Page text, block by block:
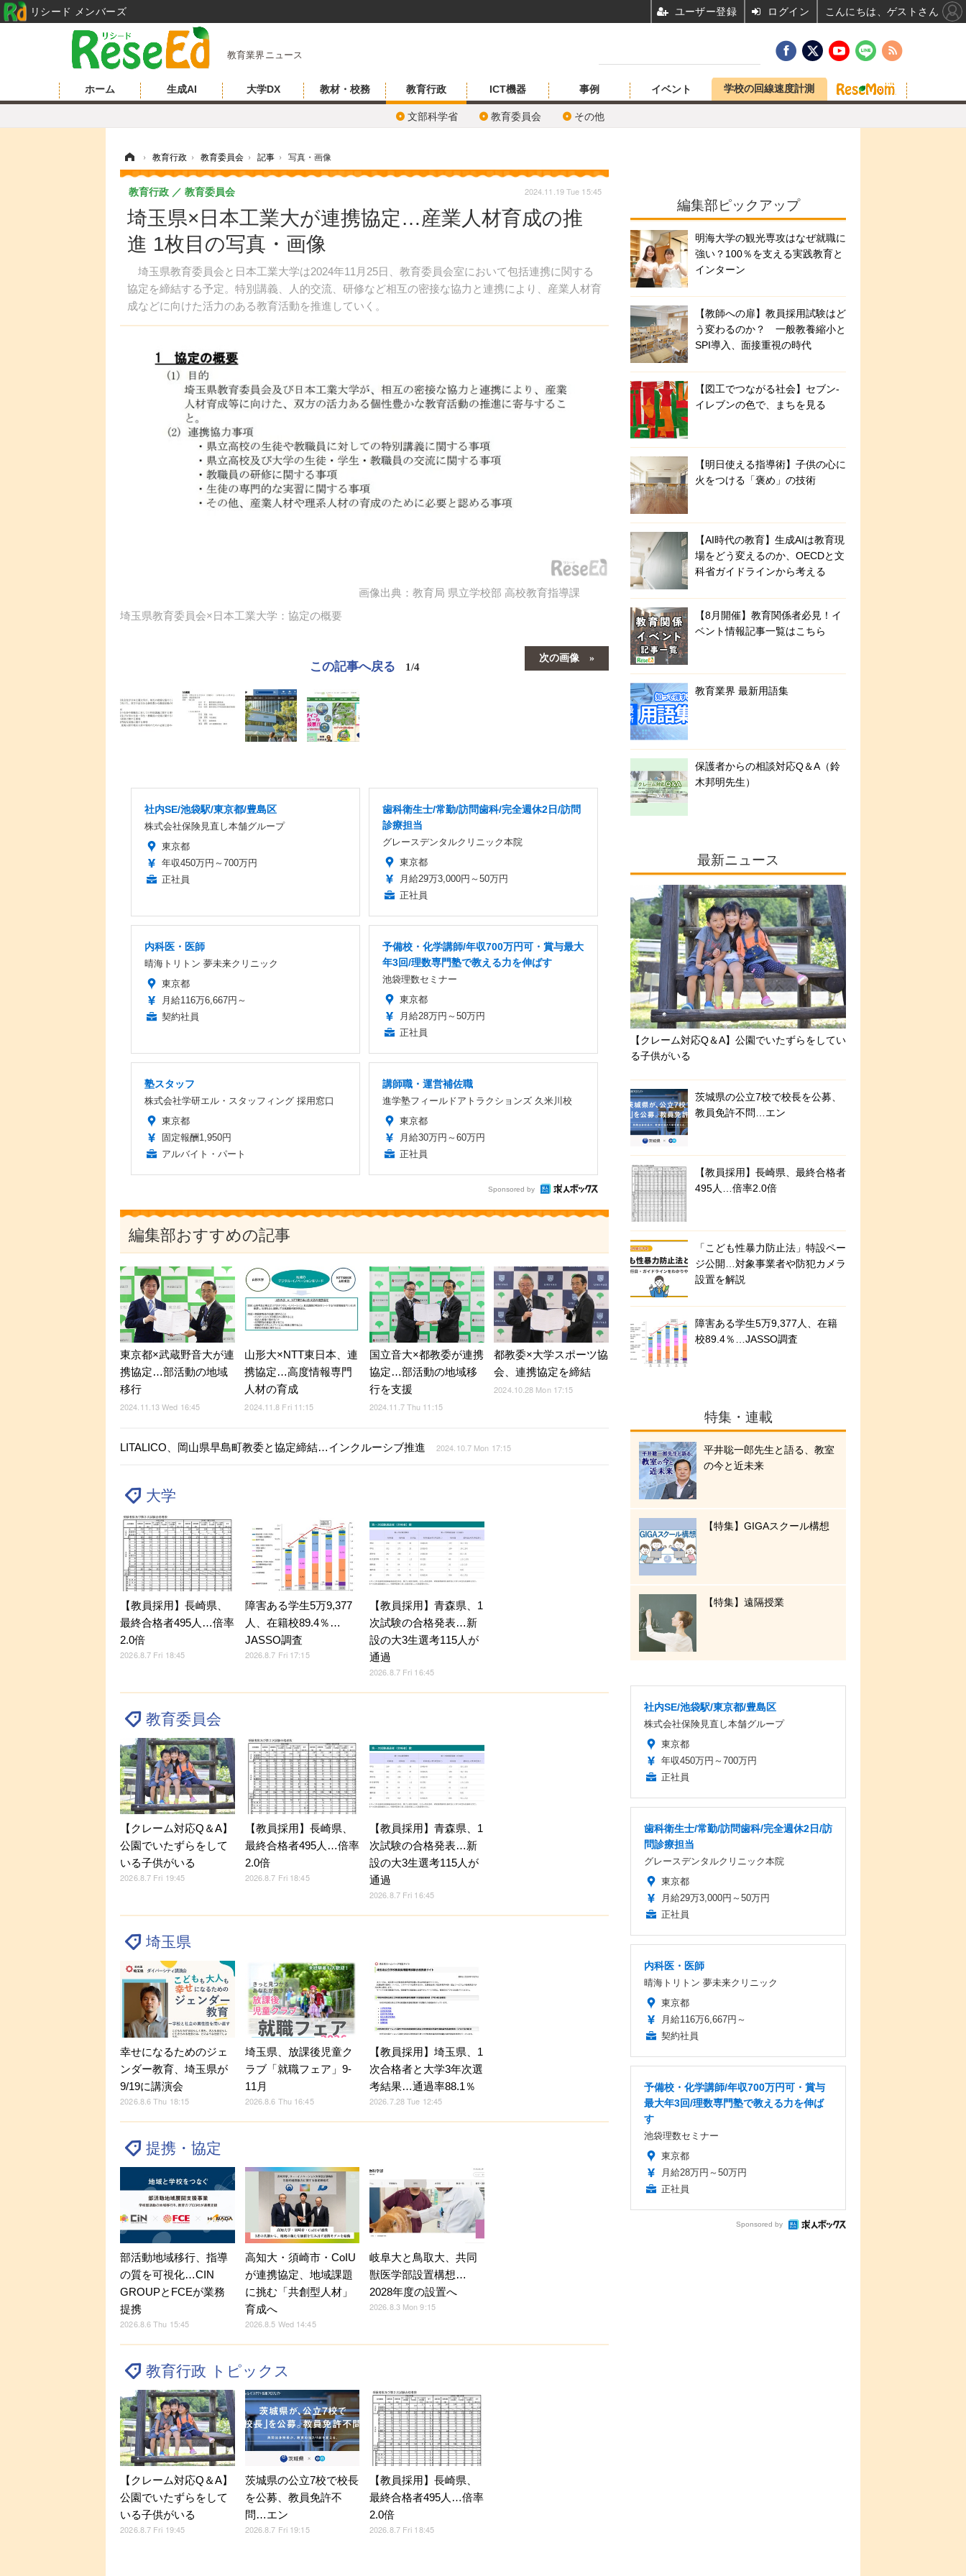
教育業界ニュース
ホーム 生成AI 大学DX 教材・校務 教育行政
文部科学省 教育委員会 その他
ICT機器 事例 イベント 学校の回線速度計測
› 教育行政 › 教育委員会 › 記事 › 写真・画像
埼玉県×日本工業大が連携協定…産業人材育成の推
進 1枚目の写真・画像
埼玉県教育委員会と日本工業大学は2024年11月25日、教育委員会室において包括連携に関する
協定を締結する予定。特別講義、人的交流、研修など相互の密接な協力と連携により、産業人材育
成などに向けた活力のある教育活動を推進していく。
教育行政 教育委員会 2024.11.19 Tue 15:45
画像出典：教育局 県立学校部 高校教育指導課
埼玉県教育委員会×日本工業大学：協定の概要
次の画像
この記事へ戻る 1/4
社内SE/池袋駅/東京都/豊島区
株式会社保険見直し本舗グループ
東京都
年収450万円～700万円
正社員
歯科衛生士/常勤/訪問歯科/完全週休2日/訪問
診療担当
グレースデンタルクリニック本院
東京都
月給29万3,000円～50万円
正社員
内科医・医師
晴海トリトン 夢未来クリニック
東京都
月給116万6,667円～
契約社員
予備校・化学講師/年収700万円可・賞与最大
年3回/理数専門塾で教える力を伸ばす
池袋理数セミナー
東京都
月給28万円～50万円
正社員
塾スタッフ
株式会社学研エル・スタッフィング 採用窓口
東京都
固定報酬1,950円
アルバイト・パート
講師職・運営補佐職
進学塾フィールドアトラクションズ 久米川校
東京都
月給30万円～60万円
正社員
Sponsored by
編集部おすすめの記事
東京都×武蔵野音大が連
携協定…部活動の地域
移行
2024.11.13 Wed 16:45
山形大×NTT東日本、連
携協定…高度情報専門
人材の育成
2024.11.8 Fri 11:15
国立音大×都教委が連携
協定…部活動の地域移
行を支援
2024.11.7 Thu 11:15
都教委×大学スポーツ協
会、連携協定を締結
2024.10.28 Mon 17:15
LITALICO、岡山県早島町教委と協定締結…インクルーシブ推進 2024.10.7 Mon 17:15
大学
【教員採用】長崎県、
最終合格者495人…倍率
2.0倍
2026.8.7 Fri 18:45
障害ある学生5万9,377
人、在籍校89.4％…
JASSO調査
2026.8.7 Fri 17:15
【教員採用】青森県、1
次試験の合格発表…新
設の大3生選考115人が
通過
2026.8.7 Fri 16:45
教育委員会
【クレーム対応Q＆A】
公園でいたずらをして
いる子供がいる
2026.8.7 Fri 19:45
【教員採用】長崎県、
最終合格者495人…倍率
2.0倍
2026.8.7 Fri 18:45
【教員採用】青森県、1
次試験の合格発表…新
設の大3生選考115人が
通過
2026.8.7 Fri 16:45
埼玉県
幸せになるためのジェ
ンダー教育、埼玉県が
9/19に講演会
2026.8.6 Thu 18:15
埼玉県、放課後児童ク
ラブ「就職フェア」9-
11月
2026.8.6 Thu 16:45
【教員採用】埼玉県、1
次合格者と大学3年次選
考結果…通過率88.1％
2026.7.28 Tue 12:45
提携・協定
部活動地域移行、指導
の質を可視化…CIN
GROUPとFCEが業務
提携
2026.8.6 Thu 15:45
高知大・須崎市・CoIU
が連携協定、地域課題
に挑む「共創型人材」
育成へ
2026.8.5 Wed 14:45
岐阜大と鳥取大、共同
獣医学部設置構想…
2028年度の設置へ
2026.8.3 Mon 9:15
教育行政 トピックス
【クレーム対応Q＆A】
公園でいたずらをして
いる子供がいる
2026.8.7 Fri 19:45
茨城県の公立7校で校長
を公募、教員免許不
問…エン
2026.8.7 Fri 19:15
【教員採用】長崎県、
最終合格者495人…倍率
2.0倍
2026.8.7 Fri 18:45
編集部ピックアップ
明海大学の観光専攻はなぜ就職に
強い？100％を支える実践教育と
インターン
【教師への扉】教員採用試験はど
う変わるのか？ 一般教養縮小と
SPI導入、面接重視の時代
【図工でつながる社会】セブン‐
イレブンの色で、まちを見る
【明日使える指導術】子供の心に
火をつける「褒め」の技術
【AI時代の教育】生成AIは教育現
場をどう変えるのか、OECDと文
科省ガイドラインから考える
【8月開催】教育関係者必見！イ
ベント情報記事一覧はこちら
教育業界 最新用語集
保護者からの相談対応Q＆A（鈴
木邦明先生）
最新ニュース
【クレーム対応Q＆A】公園でいたずらをしてい
る子供がいる
茨城県の公立7校で校長を公募、
教員免許不問…エン
【教員採用】長崎県、最終合格者
495人…倍率2.0倍
「こども性暴力防止法」特設ペー
ジ公開…対象事業者や防犯カメラ
設置を解説
障害ある学生5万9,377人、在籍
校89.4％…JASSO調査
特集・連載
平井聡一郎先生と語る、教室
の今と近未来
【特集】GIGAスクール構想
【特集】遠隔授業
社内SE/池袋駅/東京都/豊島区
株式会社保険見直し本舗グループ
東京都
年収450万円～700万円
正社員
歯科衛生士/常勤/訪問歯科/完全週休2日/訪
問診療担当
グレースデンタルクリニック本院
東京都
月給29万3,000円～50万円
正社員
内科医・医師
晴海トリトン 夢未来クリニック
東京都
月給116万6,667円～
契約社員
予備校・化学講師/年収700万円可・賞与
最大年3回/理数専門塾で教える力を伸ば
す
池袋理数セミナー
東京都
月給28万円～50万円
正社員
Sponsored by
リシード メンバーズ ユーザー登録 ログイン こんにちは、ゲストさん